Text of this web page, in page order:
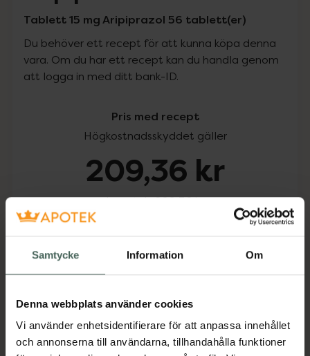
Samtycke Information Om
Denna webbplats använder cookies
Vi använder enhetsidentifierare för att anpassa innehållet
och annonserna till användarna, tillhandahålla funktioner
Tablett 15 mg Aripiprazol 56 tablett(er)
Du behöver ett recept för att kunna köpa denna
vara. Om du har ett recept kan du handla genom
att logga in med ditt bank-ID.
Pris med recept
Högkostnadsskyddet gäller
209,36 kr
I apotek:209,36 kr
Köp via ditt recept
Beskrivning Dölj